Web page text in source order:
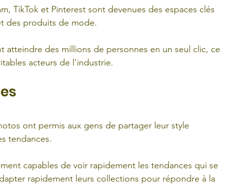
TikTok et Pinterest sont devenues des espaces clés
des produits de mode.
atteindre des millions de personnes en un seul clic, ce
acteurs de l'industrie.
ont permis aux gens de partager leur style
tendances.
capables de voir rapidement les tendances qui se
rapidement leurs collections pour répondre à la